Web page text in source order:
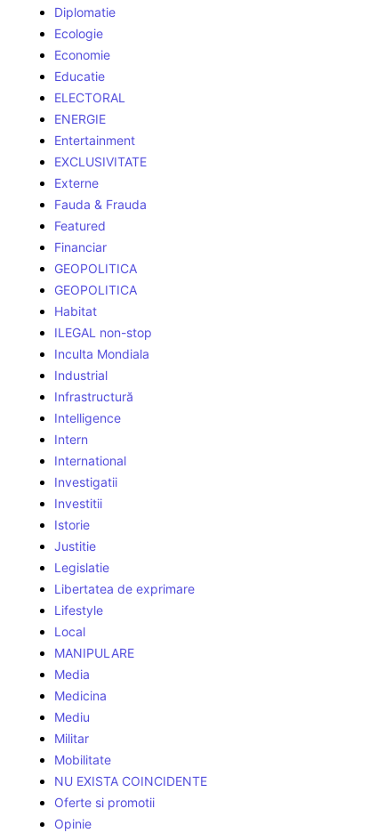
Diplomatie
Ecologie
Economie
Educatie
ELECTORAL
ENERGIE
Entertainment
EXCLUSIVITATE
Externe
Fauda & Frauda
Featured
Financiar
GEOPOLITICA
GEOPOLITICA
Habitat
ILEGAL non-stop
Inculta Mondiala
Industrial
Infrastructură
Intelligence
Intern
International
Investigatii
Investitii
Istorie
Justitie
Legislatie
Libertatea de exprimare
Lifestyle
Local
MANIPULARE
Media
Medicina
Mediu
Militar
Mobilitate
NU EXISTA COINCIDENTE
Oferte si promotii
Opinie